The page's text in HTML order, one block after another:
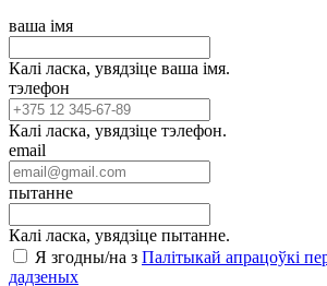
ваша імя
Калі ласка, увядзіце ваша імя.
тэлефон
Калі ласка, увядзіце тэлефон.
email
пытанне
Калі ласка, увядзіце пытанне.
Я згодны/на з Палітыкай апрацоўкі
дадзеных